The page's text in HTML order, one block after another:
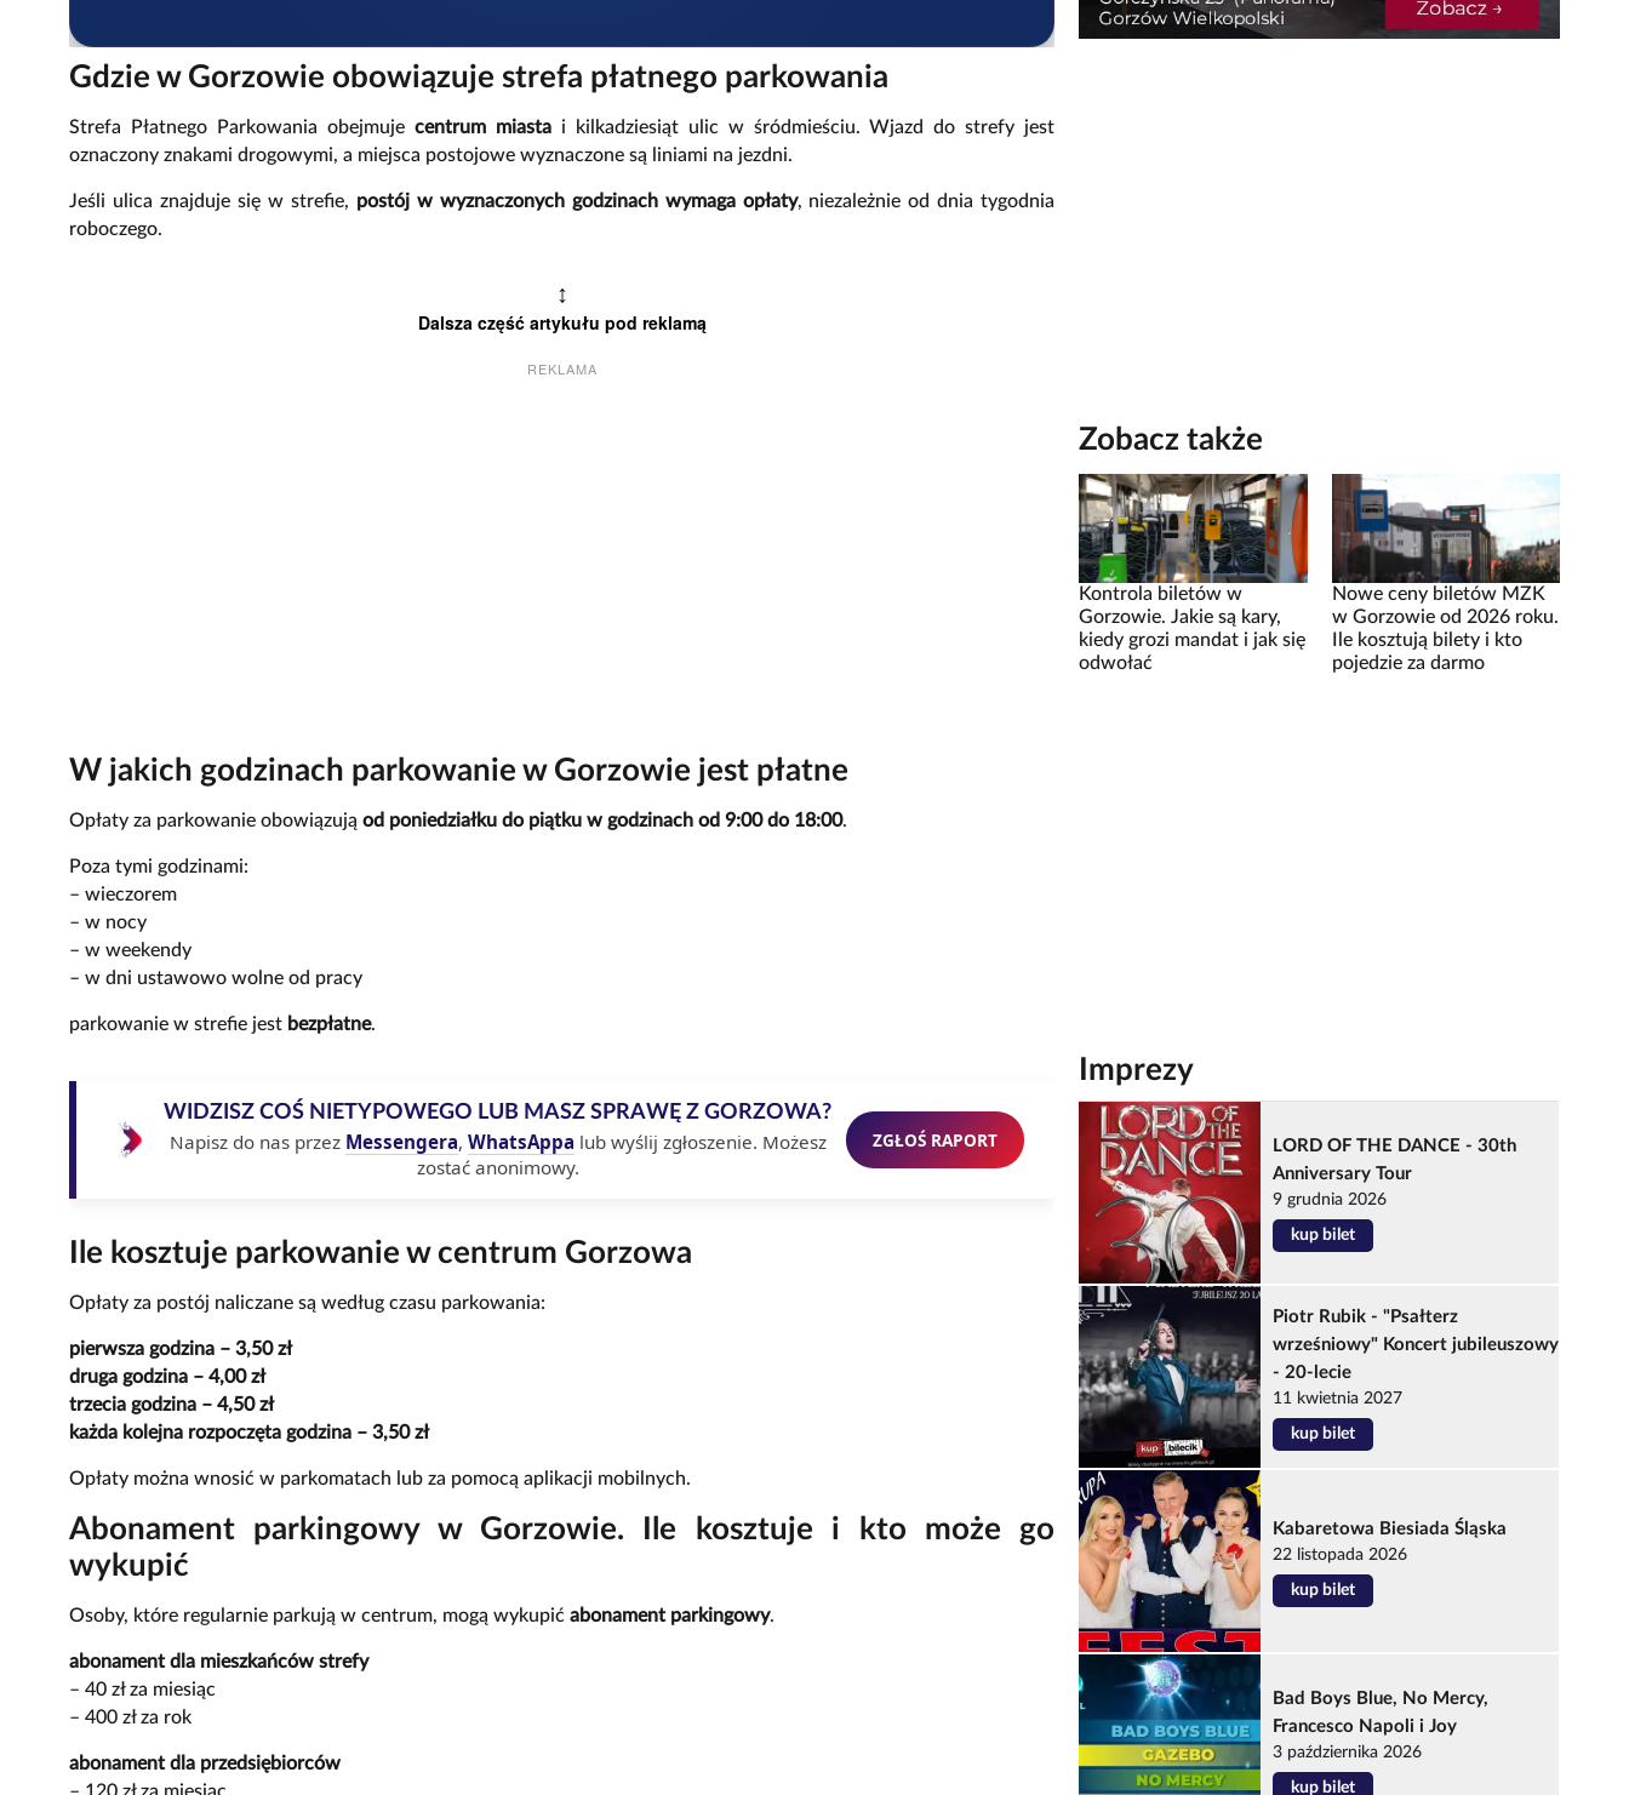
Gdzie w Gorzowie obowiązuje strefa płatnego parkowania
Strefa Płatnego Parkowania obejmuje centrum miastai kilkadziesiąt ulic w śródmieściu. Wjazd do strefy jest
oznaczony znakami drogowymi, a miejsca postojowe wyznaczone są liniami na jezdni.
Jeśli ulica znajduje się w strefie, postój w wyznaczonych godzinach wymaga opłaty, niezależnie od dnia tygodnia
roboczego.
↕
Dalsza część artykułu pod reklamą
REKLAMA
W jakich godzinach parkowanie w Gorzowie jest płatne
Opłaty za parkowanie obowiązują od poniedziałku do piątku w godzinach od 9:00 do 18:00.
Poza tymi godzinami:
– wieczorem
– w nocy
– w weekendy
– w dni ustawowo wolne od pracy
parkowanie w strefie jest bezpłatne.
WIDZISZ COŚ NIETYPOWEGO LUB MASZ SPRAWĘ Z GORZOWA?
Napisz do nas przez Messengera, WhatsAppa lub wyślij zgłoszenie. Możesz
zostać anonimowy.
ZGŁOŚ RAPORT
Ile kosztuje parkowanie w centrum Gorzowa
Opłaty za postój naliczane są według czasu parkowania:
pierwsza godzina – 3,50 zł
druga godzina – 4,00 zł
trzecia godzina – 4,50 zł
każda kolejna rozpoczęta godzina – 3,50 zł
Opłaty można wnosić w parkomatach lub za pomocą aplikacji mobilnych.
Abonament parkingowy w Gorzowie. Ile kosztuje i kto może go
wykupić
Osoby, które regularnie parkują w centrum, mogą wykupić abonament parkingowy.
abonament dla mieszkańców strefy
– 40 zł za miesiąc
– 400 zł za rok
abonament dla przedsiębiorców
Zobacz także
Kontrola biletów w
Gorzowie. Jakie są kary,
kiedy grozi mandat i jak się
odwołać
Nowe ceny biletów MZK
w Gorzowie od 2026 roku.
Ile kosztują bilety i kto
pojedzie za darmo
Imprezy
LORD OF THE DANCE - 30th
Anniversary Tour
9 grudnia 2026
kup bilet
Piotr Rubik - "Psałterz
wrześniowy" Koncert jubileuszowy
- 20-lecie
11 kwietnia 2027
kup bilet
Kabaretowa Biesiada Śląska
22 listopada 2026
kup bilet
Bad Boys Blue, No Mercy,
Francesco Napoli i Joy
3 października 2026
kup bilet